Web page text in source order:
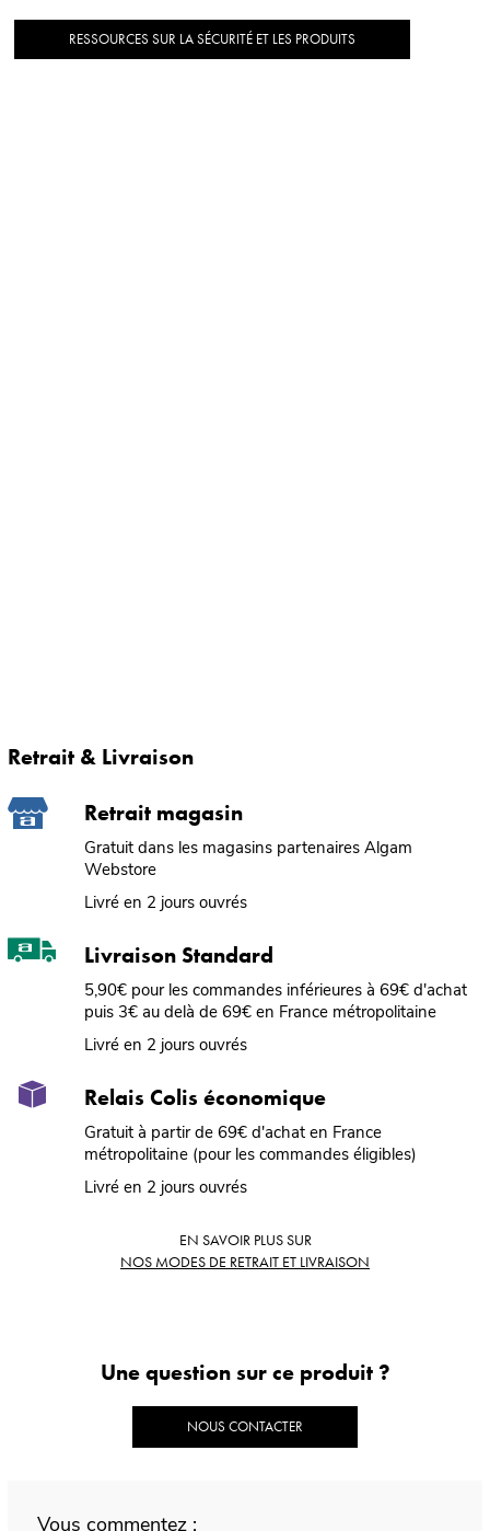
RESSOURCES SUR LA SÉCURITÉ ET LES PRODUITS
Retrait & Livraison
Retrait magasin
Gratuit dans les magasins partenaires Algam
Webstore
Livré en 2 jours ouvrés
Livraison Standard
5,90€ pour les commandes inférieures à 69€ d'achat
puis 3€ au delà de 69€ en France métropolitaine
Livré en 2 jours ouvrés
Relais Colis économique
Gratuit à partir de 69€ d'achat en France
métropolitaine (pour les commandes éligibles)
Livré en 2 jours ouvrés
EN SAVOIR PLUS SUR
NOS MODES DE RETRAIT ET LIVRAISON
Une question sur ce produit ?
NOUS CONTACTER
Vous commentez :